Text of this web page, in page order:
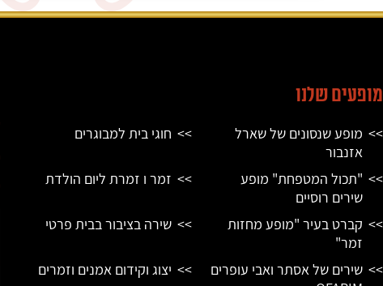
מופעים שלנו
מופע שנסונים של שארל
אזנבור
חוגי בית למבוגרים
"תכול המטפחת" מופע
שירים רוסיים
זמר ו זמרת ליום הולדת
קברט בעיר "מופע מחזות
זמר"
שירה בציבור בבית פרטי
שירים של אסתר ואבי עופרים
יצוג וקידום אמנים וזמרים